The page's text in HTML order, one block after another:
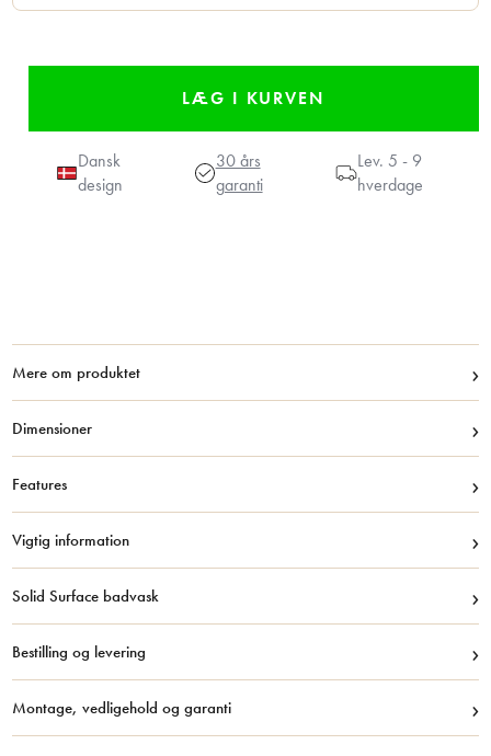
Dansk
design
30 års
garanti
Lev. 5 - 9
hverdage
Mere om produktet ›
Dimensioner ›
Features ›
Vigtig information ›
Solid Surface badvask ›
Bestilling og levering ›
Montage, vedligehold og garanti ›